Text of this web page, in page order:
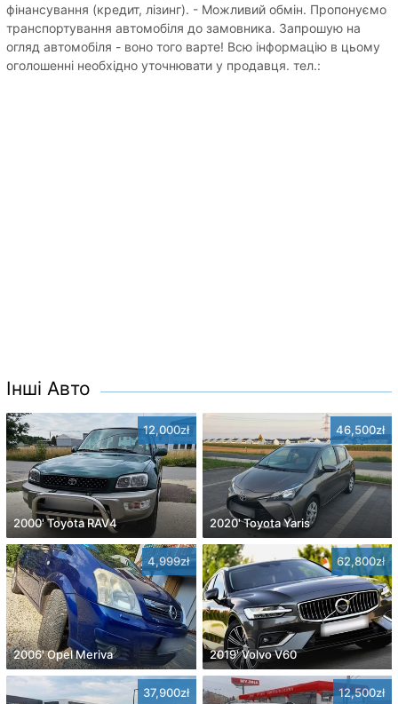
фінансування (кредит, лізинг). - Можливий обмін. Пропонуємо
транспортування автомобіля до замовника. Запрошую на
огляд автомобіля - воно того варте! Всю інформацію в цьому
оголошенні необхідно уточнювати у продавця. тел.:
Інші Авто
12,000zł
2000' Toyota RAV4
46,500zł
2020' Toyota Yaris
4,999zł
2006' Opel Meriva
62,800zł
2019' Volvo V60
37,900zł 12,500zł